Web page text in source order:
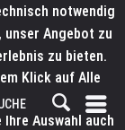
notwendig
unser Angebot zu
zu bieten.
Klick auf Alle
Sie in den
Auswahl auch